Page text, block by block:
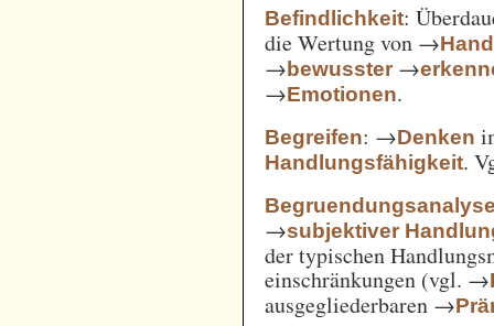
Befindlichkeit:
die Wertung von →
→bewusster →
→Emotionen.
Begreifen: →Denken
Handlungsfähigkeit.
→subjektiver
der typischen
einschränkungen (vgl. →
ausgegliederbaren →